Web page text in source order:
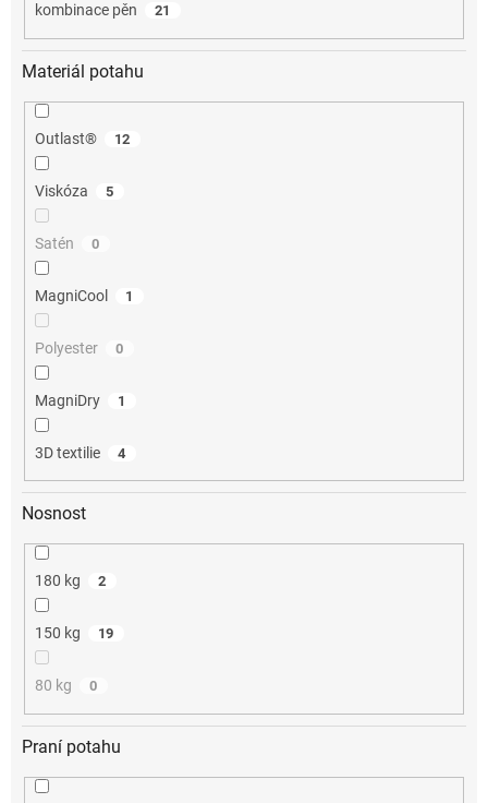
kombinace pěn 21
Materiál potahu
Outlast® 12
Viskóza 5
Satén 0
MagniCool 1
Polyester 0
MagniDry 1
3D textilie 4
Nosnost
180 kg 2
150 kg 19
80 kg 0
Praní potahu